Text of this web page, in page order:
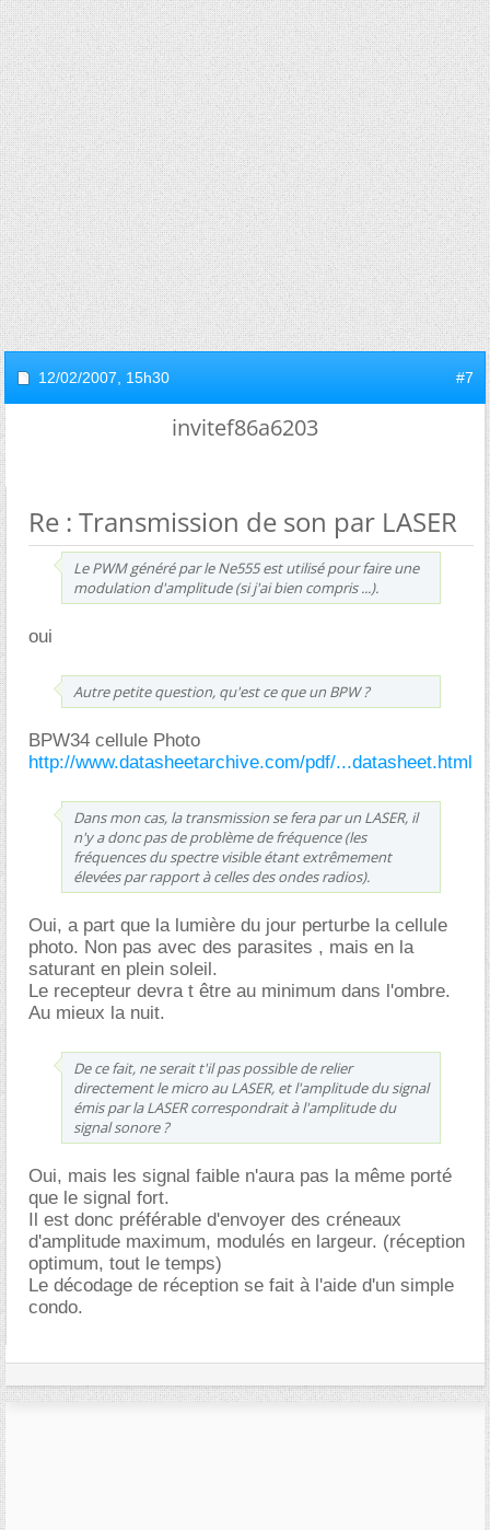
12/02/2007, 15h30 #7
invitef86a6203
Re : Transmission de son par LASER
Le PWM généré par le Ne555 est utilisé pour faire une
modulation d'amplitude (si j'ai bien compris ...).
oui
Autre petite question, qu'est ce que un BPW ?
BPW34 cellule Photo
http://www.datasheetarchive.com/pdf/...datasheet.html
Dans mon cas, la transmission se fera par un LASER, il
n'y a donc pas de problème de fréquence (les
fréquences du spectre visible étant extrêmement
élevées par rapport à celles des ondes radios).
Oui, a part que la lumière du jour perturbe la cellule
photo. Non pas avec des parasites , mais en la
saturant en plein soleil.
Le recepteur devra t être au minimum dans l'ombre.
Au mieux la nuit.
De ce fait, ne serait t'il pas possible de relier
directement le micro au LASER, et l'amplitude du signal
émis par la LASER correspondrait à l'amplitude du
signal sonore ?
Oui, mais les signal faible n'aura pas la même porté
que le signal fort.
Il est donc préférable d'envoyer des créneaux
d'amplitude maximum, modulés en largeur. (réception
optimum, tout le temps)
Le décodage de réception se fait à l'aide d'un simple
condo.